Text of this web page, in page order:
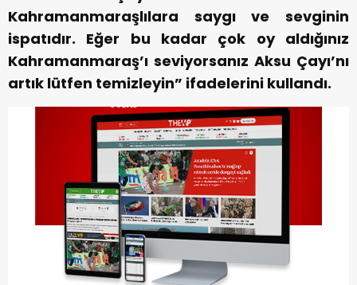
Kahramanmaraşlılara saygı ve sevginin
ispatıdır. Eğer bu kadar çok oy aldığınız
Kahramanmaraş’ı seviyorsanız Aksu Çayı’nı
artık lütfen temizleyin” ifadelerini kullandı.